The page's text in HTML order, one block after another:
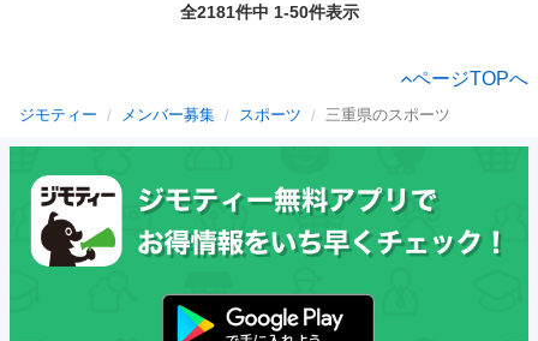
全2181件中 1-50件表示
ページTOPへ
ジモティー メンバー募集 スポーツ 三重県のスポーツ